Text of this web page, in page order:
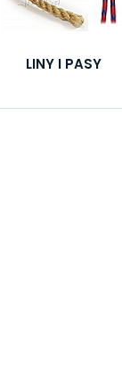
LINY I PASY